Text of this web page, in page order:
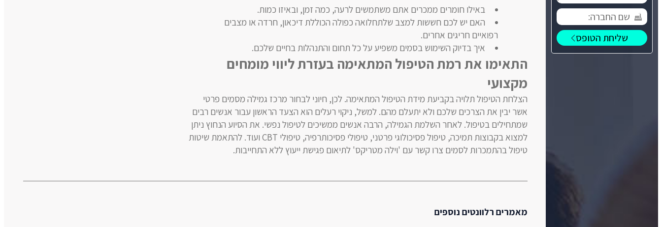
באילו חומרים ממכרים אתם משתמשים לרעה, כמה זמן, ובאיזו כמות.
האם יש לכם חששות למצב שלתחלואה כפולה הכוללת דיכאון, חרדה או מצבים
רפואיים חריגים אחרים.
איך בדיוק השימוש בסמים משפיע על כל תחום והתנהלות בחיים שלכם.
התאימו את רמת הטיפול המתאימה בעזרת ליווי מומחים
מקצועי
הצלחת הטיפול תלויה בקביעת מידת הטיפול המתאימה. לכן, חיוני לבחור מרכז גמילה מסמים פרטי
אשר יבין את הצרכים שלכם ולא יתעלם מהם. למשל, ניקוי רעלים הוא הצעד הראשון עבור אנשים רבים
שמתחילים בטיפול. לאחר השלמת הגמילה, הרבה אנשים ממשיכים לטיפול נפשי. את הסיוע הנחוץ ניתן
למצוא בקבוצות תמיכה, טיפול פסיכולוגי פרטני, טיפולי פסיכותרפיה, טיפולי CBT ועוד. להתאמת שיטות
טיפול בהתמכרות לסמים צרו קשר עם 'וילה מטריקס' לתיאום פגישת ייעוץ ללא התחייבות.
מאמרים רלוונטים נוספים